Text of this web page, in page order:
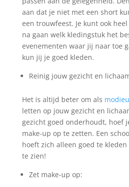
aan dat je niet met een short
een trouwfeest. Je kunt ook
na gaan welk kledingstuk het
evenementen waar jij naar toe
kun jij je goed kleden.
Reinig jouw gezicht en
Het is altijd beter om als
letten op jouw gezicht en
gezicht goed onderhoudt, hoef
make-up op te zetten. Een
hoeft zich alleen goed te
te zien!
Zet make-up op: